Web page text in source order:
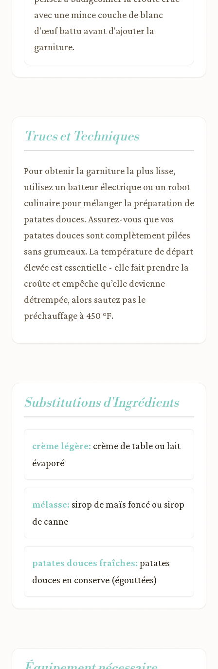
avec une mince couche de blanc
d'œuf battu avant d'ajouter la
garniture.
Trucs et Techniques
Pour obtenir la garniture la plus lisse,
utilisez un batteur électrique ou un robot
culinaire pour mélanger la préparation de
patates douces. Assurez-vous que vos
patates douces sont complètement pilées
sans grumeaux. La température de départ
élevée est essentielle - elle fait prendre la
croûte et empêche qu’elle devienne
détrempée, alors sautez pas le
préchauffage à 450 °F.
Substitutions d'Ingrédients
crème légère: crème de table ou lait
évaporé
mélasse: sirop de maïs foncé ou sirop
de canne
patates douces fraîches: patates
douces en conserve (égouttées)